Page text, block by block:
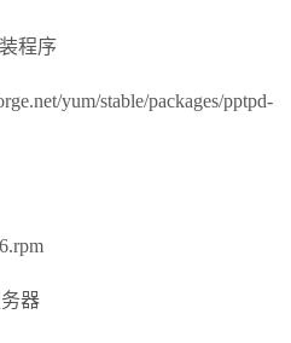
程序
yum/stable/packages/pptpd-
器